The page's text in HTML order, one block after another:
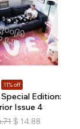
11% off
Special Edition:
Issue 4
$ 14.88